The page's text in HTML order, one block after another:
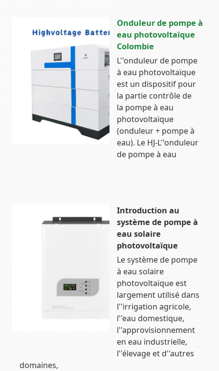
Onduleur de pompe à
eau photovoltaïque
Colombie
L''onduleur de pompe
à eau photovoltaïque
est un dispositif pour
la partie contrôle de
la pompe à eau
photovoltaïque
(onduleur + pompe à
eau). Le HJ-L''onduleur
de pompe à eau
Introduction au
système de pompe à
eau solaire
photovoltaïque
Le système de pompe
à eau solaire
photovoltaïque est
largement utilisé dans
l''irrigation agricole,
l''eau domestique,
l''approvisionnement
en eau industrielle,
l''élevage et d''autres
domaines,